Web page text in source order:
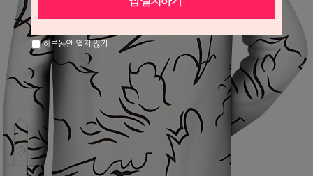
하루동안 열지 않기